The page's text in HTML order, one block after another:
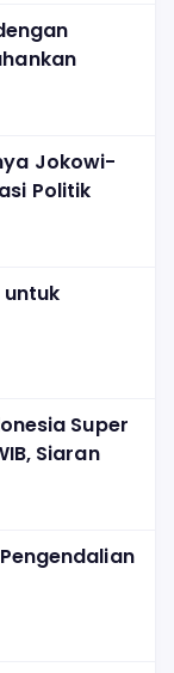
Jokowi-
Politik
untuk
Super
Siaran